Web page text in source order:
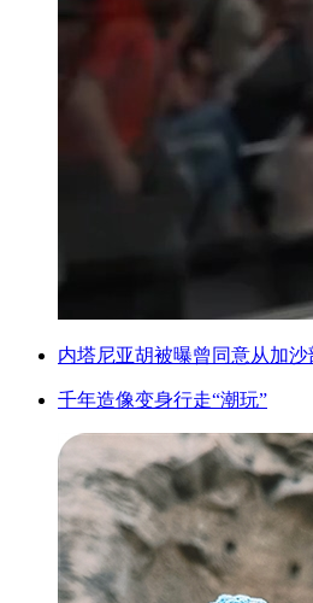
内塔尼亚胡被曝曾同意从加
千年造像变身行走“潮玩”